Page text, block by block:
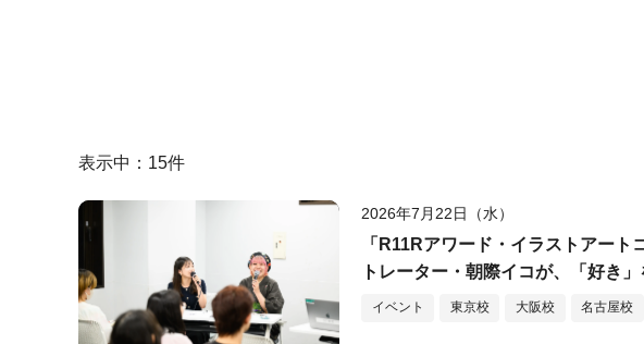
表示中： 15件
2026年7月22日（水）
「R11Rアワード・イラストアー
トレーター・朝際イコが、「好き
イベント 東京校 大阪校 名古屋校